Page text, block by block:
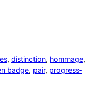
, distinction, hommage
badge, pair, progress­